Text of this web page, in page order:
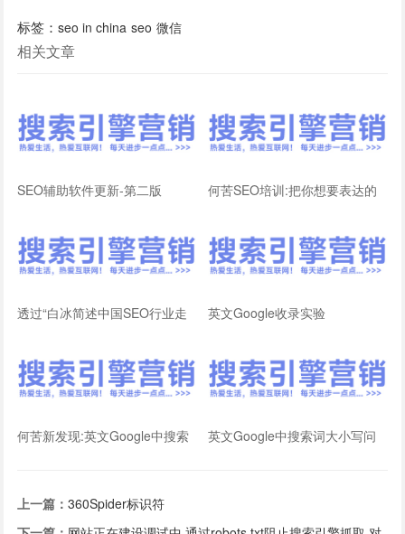
标签：seo in china seo 微信
相关文章
SEO辅助软件更新-第二版
何苦SEO培训:把你想要表达的
透过“白冰简述中国SEO行业走
英文Google收录实验
何苦新发现:英文Google中搜索
英文Google中搜索词大小写问
上一篇：360Spider标识符